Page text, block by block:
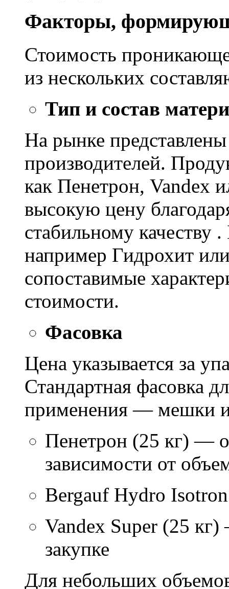
Факторы,
Стоимость
из нескольких
Тип и состав
На рынке
производителей.
как Пенетрон, Vandex
высокую цену
стабильному качеству
например Гидрохит
сопоставимые
стоимости.
Фасовка
Цена указывается за
Стандартная фасовка
применения — мешки
Пенетрон (25 кг) —
зависимости от
Bergauf Hydro
Vandex Super (25
закупке
Для небольших